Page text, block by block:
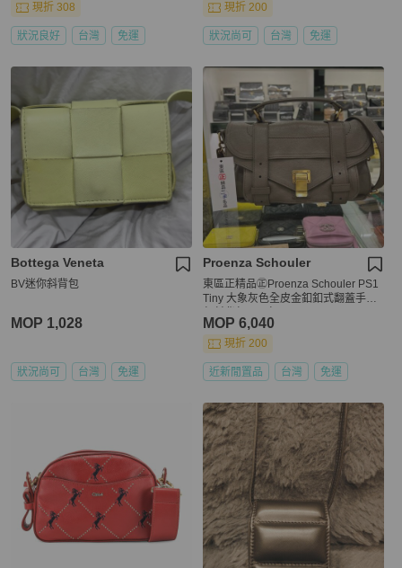
現折 308
狀況良好 台灣 免運
現折 200
狀況尚可 台灣 免運
Bottega Veneta
BV迷你斜背包
MOP 1,028
狀況尚可 台灣 免運
Proenza Schouler
東區正精品㊣Proenza Schouler PS1
Tiny 大象灰色全皮金釦釦式翻蓋手提
MOP 6,040
現折 200
近新閒置品 台灣 免運